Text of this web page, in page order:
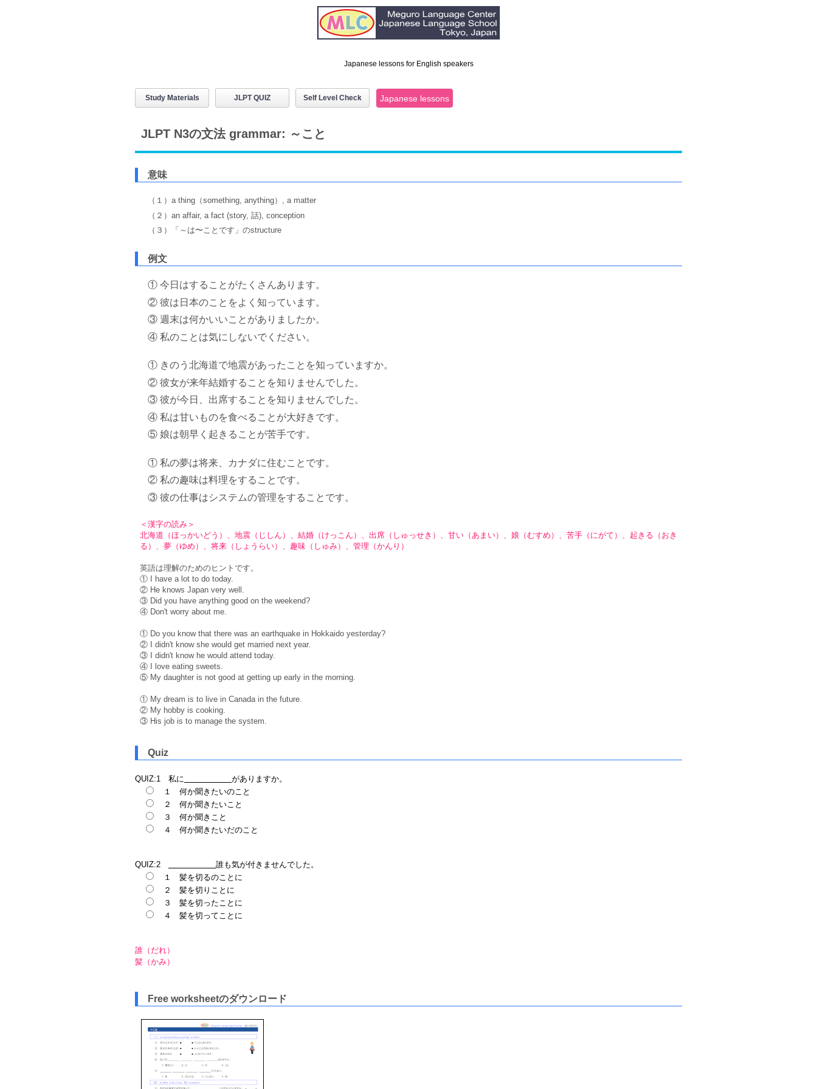
Japanese lessons for English speakers
Study Materials JLPT QUIZ Self Level Check Japanese lessons
JLPT N3の文法 grammar: ～こと
意味
（１）a thing（something, anything）, a matter
（２）an affair, a fact (story, 話), conception
（３）「～は〜ことです」のstructure
例文
① 今日はすることがたくさんあります。
② 彼は日本のことをよく知っています。
③ 週末は何かいいことがありましたか。
④ 私のことは気にしないでください。
① きのう北海道で地震があったことを知っていますか。
② 彼女が来年結婚することを知りませんでした。
③ 彼が今日、出席することを知りませんでした。
④ 私は甘いものを食べることが大好きです。
⑤ 娘は朝早く起きることが苦手です。
① 私の夢は将来、カナダに住むことです。
② 私の趣味は料理をすることです。
③ 彼の仕事はシステムの管理をすることです。
＜漢字の読み＞
北海道（ほっかいどう）、地震（じしん）、結婚（けっこん）、出席（しゅっせき）、甘い（あまい）、娘（むすめ）、苦手（にがて）、起きる（おき
る）、夢（ゆめ）、将来（しょうらい）、趣味（しゅみ）、管理（かんり）
英語は理解のためのヒントです。
① I have a lot to do today.
② He knows Japan very well.
③ Did you have anything good on the weekend?
④ Don't worry about me.
① Do you know that there was an earthquake in Hokkaido yesterday?
② I didn't know she would get married next year.
③ I didn't know he would attend today.
④ I love eating sweets.
⑤ My daughter is not good at getting up early in the morning.
① My dream is to live in Canada in the future.
② My hobby is cooking.
③ His job is to manage the system.
Quiz
QUIZ:1 私に
がありますか。
１ 何か聞きたいのこと
２ 何か聞きたいこと
３ 何か聞きこと
４ 何か聞きたいだのこと
QUIZ:2
誰も気が付きませんでした。
１ 髪を切るのことに
２ 髪を切りことに
３ 髪を切ったことに
４ 髪を切ってことに
誰（だれ）
髪（かみ）
Free worksheetのダウンロード